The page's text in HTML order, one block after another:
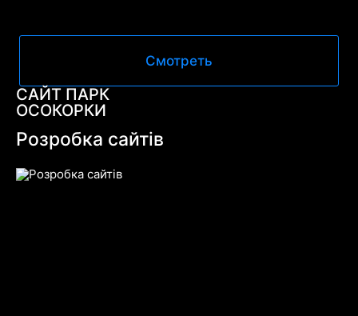
Смотреть
САЙТ ПАРК
ОСОКОРКИ
Розробка сайтів